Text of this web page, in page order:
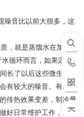
噪音比以前大很多，这
，就是蒸馏水在加到
循环而言，如果温度
长了以后这些微生物就
有较大的噪音。有时这
传热效果变差，制冷量
好日常维护工作，定时